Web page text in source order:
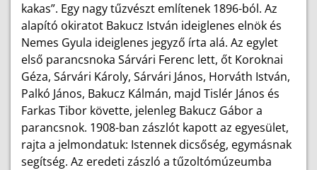
kakas”. Egy nagy tűzvészt említenek 1896-ból. Az
alapító okiratot Bakucz István ideiglenes elnök és
Nemes Gyula ideiglenes jegyző írta alá. Az egylet
első parancsnoka Sárvári Ferenc lett, őt Koroknai
Géza, Sárvári Károly, Sárvári János, Horváth István,
Palkó János, Bakucz Kálmán, majd Tislér János és
Farkas Tibor követte, jelenleg Bakucz Gábor a
parancsnok. 1908-ban zászlót kapott az egyesület,
rajta a jelmondatuk: Istennek dicsőség, egymásnak
segítség. Az eredeti zászló a tűzoltómúzeumba